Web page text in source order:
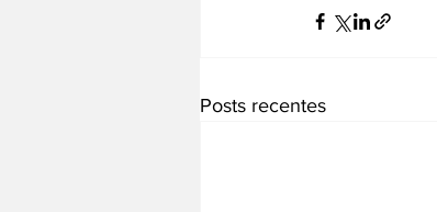
Posts recentes